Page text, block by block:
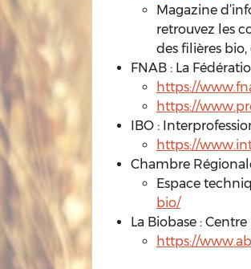
Magazine
retrouvez les
des filières
FNAB : La
https://
https://
IBO :
https://
Chambre
Espace
bio/
La Biobase :
https://